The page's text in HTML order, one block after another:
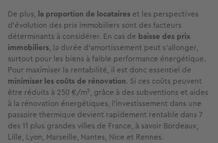
De plus, la proportion de locataires et les perspectives
d’évolution des prix immobiliers sont des facteurs
déterminants à considérer. En cas de baisse des prix
immobiliers, la durée d’amortissement peut s’allonger,
surtout pour les biens à faible performance énergétique.
Pour maximiser la rentabilité, il est donc essentiel de
minimiser les coûts de rénovation. Si ces coûts peuvent
être réduits à 250 €/m², grâce à des subventions et aides
à la rénovation énergétiques, l’investissement dans une
passoire thermique devient rapidement rentable dans 7
des 11 plus grandes villes de France, à savoir Bordeaux,
Lille, Lyon, Marseille, Nantes, Nice et Rennes.